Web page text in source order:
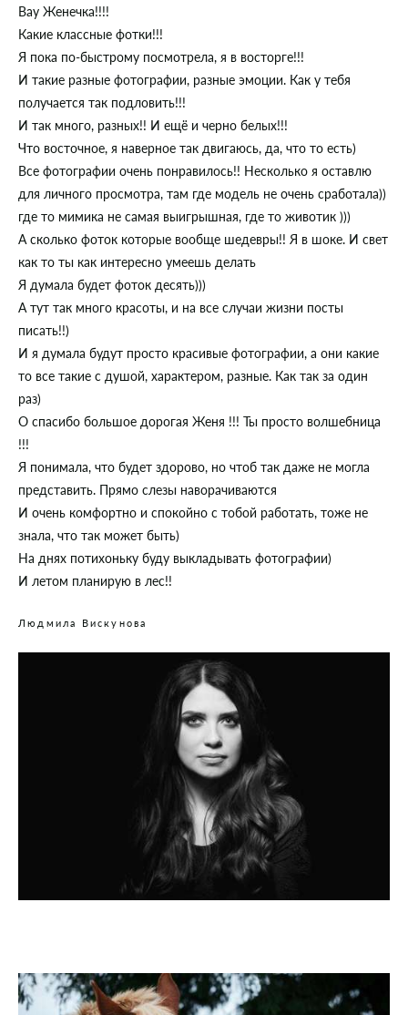
Вау Женечка!!!!
Какие классные фотки!!!
Я пока по-быстрому посмотрела, я в восторге!!!
И такие разные фотографии, разные эмоции. Как у тебя
получается так подловить!!!
И так много, разных!! И ещё и черно белых!!!
Что восточное, я наверное так двигаюсь, да, что то есть)
Все фотографии очень понравилось!! Несколько я оставлю
для личного просмотра, там где модель не очень сработала))
где то мимика не самая выигрышная, где то животик )))
А сколько фоток которые вообще шедевры!! Я в шоке. И свет
как то ты как интересно умеешь делать
Я думала будет фоток десять)))
А тут так много красоты, и на все случаи жизни посты
писать!!)
И я думала будут просто красивые фотографии, а они какие
то все такие с душой, характером, разные. Как так за один
раз)
О спасибо большое дорогая Женя !!! Ты просто волшебница
!!!
Я понимала, что будет здорово, но чтоб так даже не могла
представить. Прямо слезы наворачиваются
И очень комфортно и спокойно с тобой работать, тоже не
знала, что так может быть)
На днях потихоньку буду выкладывать фотографии)
И летом планирую в лес!!
Людмила Вискунова